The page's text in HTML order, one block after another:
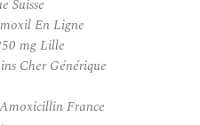
Suisse
En Ligne
mg Lille
Cher Générique
France